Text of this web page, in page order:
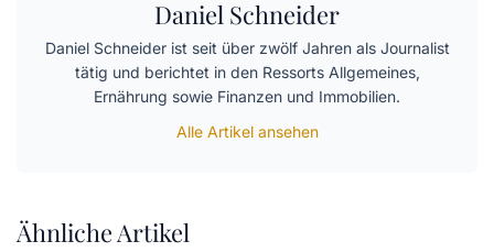
Daniel Schneider
Daniel Schneider ist seit über zwölf Jahren als Journalist
tätig und berichtet in den Ressorts Allgemeines,
Ernährung sowie Finanzen und Immobilien.
Alle Artikel ansehen
Ähnliche Artikel